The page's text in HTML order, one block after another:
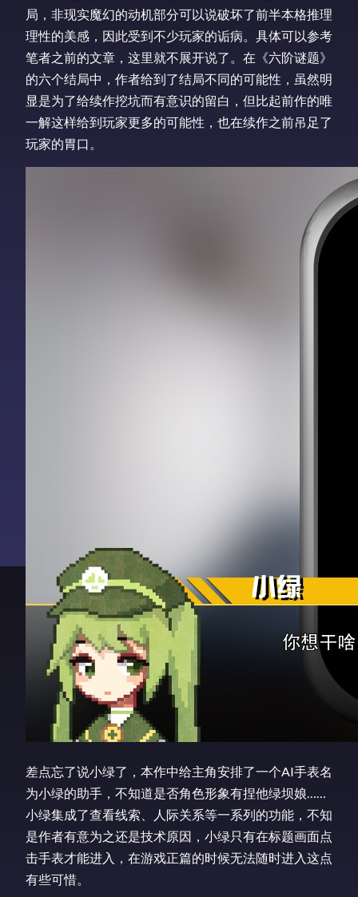
局，非现实魔幻的动机部分可以说破坏了前半本格推理
理性的美感，因此受到不少玩家的诟病。具体可以参考
笔者之前的文章，这里就不展开说了。在《六阶谜题》
的六个结局中，作者给到了结局不同的可能性，虽然明
显是为了给续作挖坑而有意识的留白，但比起前作的唯
一解这样给到玩家更多的可能性，也在续作之前吊足了
玩家的胃口。
差点忘了说小绿了，本作中给主角安排了一个AI手表名
为小绿的助手，不知道是否角色形象有捏他绿坝娘……
小绿集成了查看线索、人际关系等一系列的功能，不知
是作者有意为之还是技术原因，小绿只有在标题画面点
击手表才能进入，在游戏正篇的时候无法随时进入这点
有些可惜。